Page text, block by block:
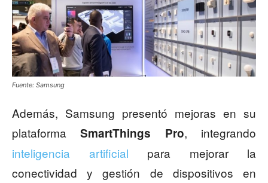
Fuente: Samsung
Además, Samsung presentó mejoras en su
plataformaSmartThings Pro, integrando
inteligencia artificial para mejorar la
conectividad y gestión de dispositivos en